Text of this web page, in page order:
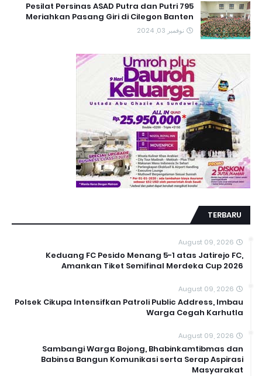
795 Pesilat Persinas ASAD Putra dan Putri
Meriahkan Pasang Giri di Cilegon Banten
نوفمبر 03, 2024
TERBARU
August 09, 2026
Keduang FC Pesido Menang 5-1 atas Jatirejo FC,
Amankan Tiket Semifinal Merdeka Cup 2026
August 09, 2026
Polsek Cikupa Intensifkan Patroli Public Address, Imbau
Warga Cegah Karhutla
August 09, 2026
Sambangi Warga Bojong, Bhabinkamtibmas dan
Babinsa Bangun Komunikasi serta Serap Aspirasi
Masyarakat